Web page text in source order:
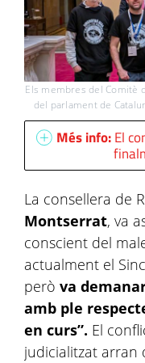
Els membres del Comitè
del parlament de
Més info:El
La consellera de
Montserrat, va
conscient del
actualment el
però va
amb ple
en curs”. El
judicialitzat arran